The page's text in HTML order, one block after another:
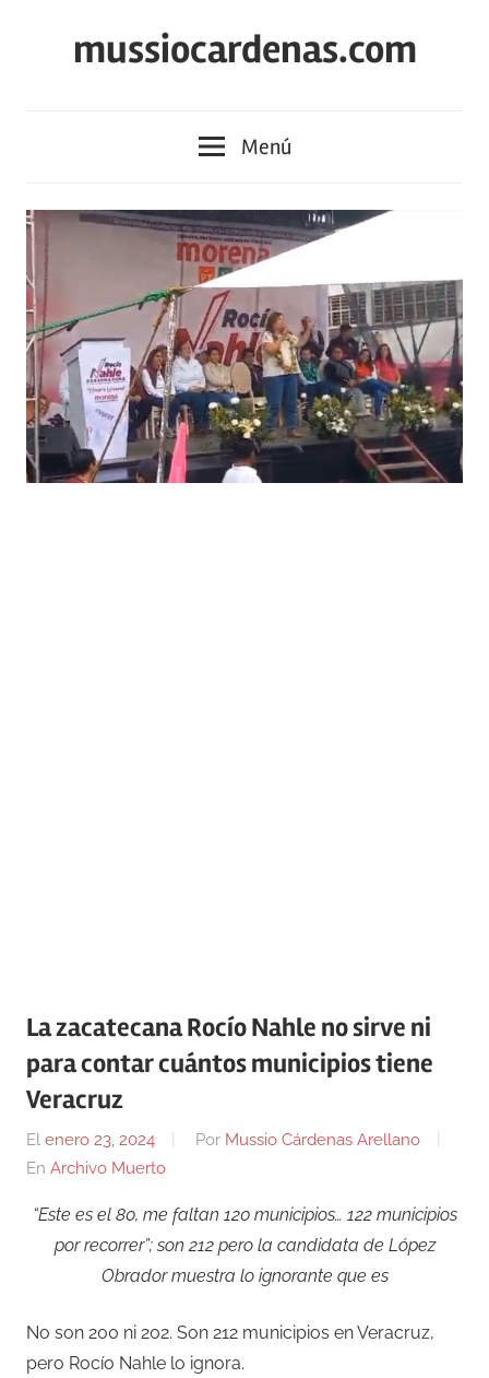
mussiocardenas.com
Menú
La zacatecana Rocío Nahle no sirve ni
para contar cuántos municipios tiene
Veracruz
El enero 23, 2024 Por Mussio Cárdenas Arellano
En Archivo Muerto
“Este es el 80, me faltan 120 municipios… 122 municipios
por recorrer”; son 212 pero la candidata de López
Obrador muestra lo ignorante que es
No son 200 ni 202. Son 212 municipios en Veracruz,
pero Rocío Nahle lo ignora.